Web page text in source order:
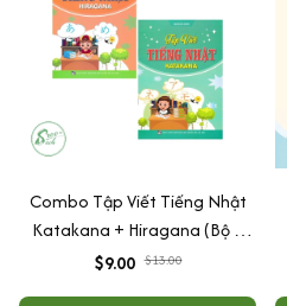
Combo Tập Viết Tiếng Nhật
Katakana + Hiragana (Bộ 2
Cuốn)
$9.00 $13.00